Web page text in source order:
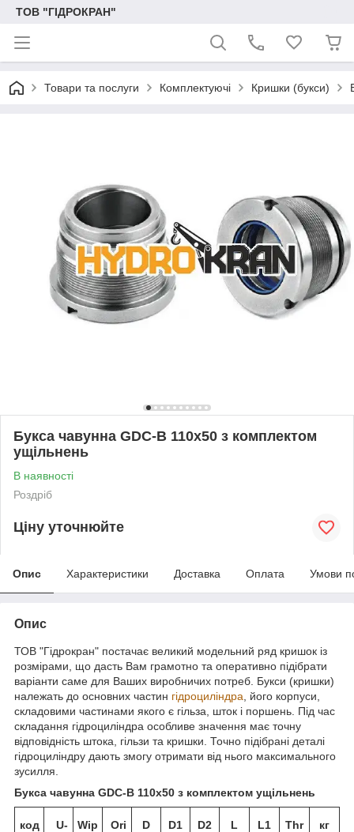
ТОВ "ГІДРОКРАН"
Товари та послуги Комплектуючі Кришки (букси)
Букса чавунна GDC-B 110х50 з комплектом
ущільнень
В наявності
Роздріб
Ціну уточнюйте
Опис Характеристики Доставка Оплата Умови
Опис
ТОВ "Гідрокран" постачає великий модельний ряд кришок із
розмірами, що дасть Вам грамотно та оперативно підібрати
варіанти саме для Ваших виробничих потреб. Букси (кришки)
належать до основних частин гідроциліндра , його корпуси,
складовими частинами якого є гільза, шток і поршень. Під час
складання гідроциліндра особливе значення має точну
відповідність штока, гільзи та кришки. Точно підібрані деталі
гідроциліндру дають змогу отримати від нього максимального
зусилля.
Букса чавунна GDC-B 110х50 з комплектом ущільнень
код
U-
Wip
Ori
D D1 D2 L L1
Thr
кг